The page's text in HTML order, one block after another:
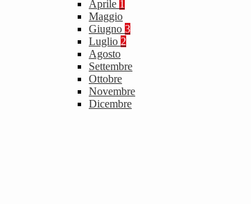
Aprile 1
Maggio
Giugno 3
Luglio 2
Agosto
Settembre
Ottobre
Novembre
Dicembre